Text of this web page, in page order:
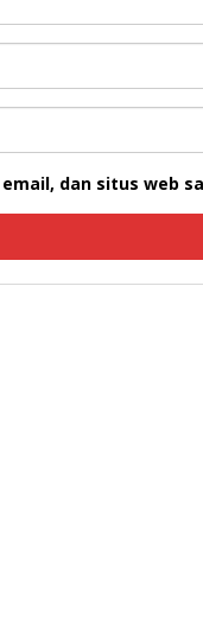
email, dan situs web